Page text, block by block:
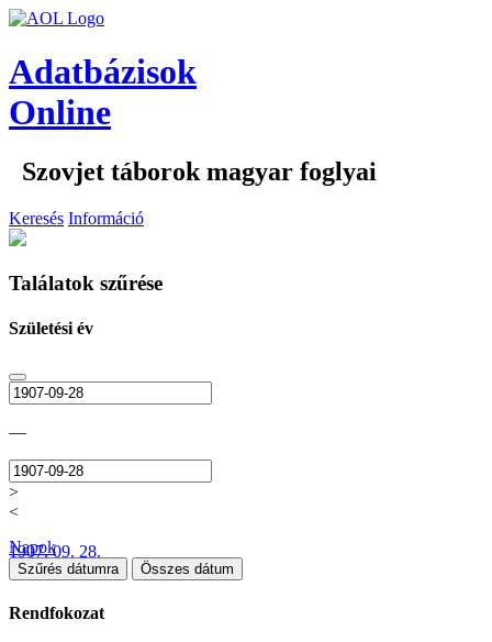
Adatbázisok
Online
Szovjet táborok magyar foglyai
Keresés Információ
Találatok szűrése
Születési év
—
>
<
1907. 09. 28.
Napok
Szűrés dátumra Összes dátum
Rendfokozat